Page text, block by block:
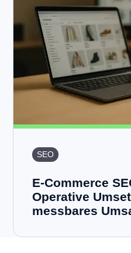
SEO
E-Commerce
Operative
messbares